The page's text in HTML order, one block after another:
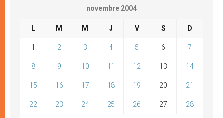
novembre 2004
L M M J V S D
1 2 3 4 5 6 7
8 9 10 11 12 13 14
15 16 17 18 19 20 21
22 23 24 25 26 27 28